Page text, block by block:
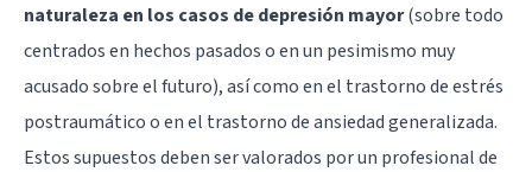
naturaleza en los casos de depresión mayor(sobre todo
centrados en hechos pasados o en un pesimismo muy
acusado sobre el futuro), así como en el trastorno de estrés
postraumático o en el trastorno de ansiedad generalizada.
Estos supuestos deben ser valorados por un profesional de